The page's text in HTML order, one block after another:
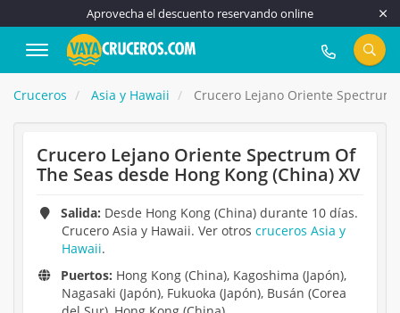
Aprovecha el descuento reservando online
917 815 555
Cruceros Asia y Hawaii Crucero Lejano Oriente Spectrum
Crucero Lejano Oriente Spectrum Of
The Seas desde Hong Kong (China) XV
Salida: Desde Hong Kong (China) durante 10 días.
Crucero Asia y Hawaii. Ver otros cruceros Asia y
Hawaii.
Puertos: Hong Kong (China), Kagoshima (Japón),
Nagasaki (Japón), Fukuoka (Japón), Busán (Corea